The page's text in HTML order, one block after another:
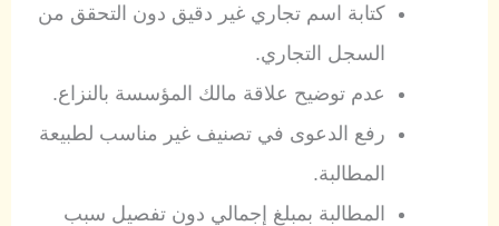
كتابة اسم تجاري غير دقيق دون التحقق من
السجل التجاري.
عدم توضيح علاقة مالك المؤسسة بالنزاع.
رفع الدعوى في تصنيف غير مناسب لطبيعة
المطالبة.
المطالبة بمبلغ إجمالي دون تفصيل سبب